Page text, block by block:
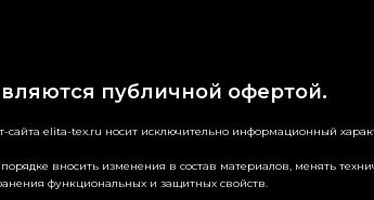
публичной офертой.
elita-tex.ru носит исключительно информационный
вносить изменения в состав материалов, менять
функциональных и защитных свойств.